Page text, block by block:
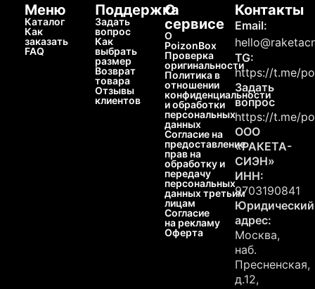
Меню
Каталог
Как
заказать
FAQ
Поддержка
Задать
вопрос
Как
выбрать
размер
Возврат
товара
Отзывы
клиентов
О
сервисе
О
PoizonBox
Проверка
оригинальности
Политика в
отношении
конфиденциальности
и обработки
персональных
данных
Согласие на
предоставление
прав на
обработку и
передачу
персональных
данных третьим
лицам
Согласие
на рекламу
Оферта
Контакты
Email:
TG:
https://t.me/
Задать
вопрос
https://t.me/
ООО
«РАКЕТА-
СИЭН»
ИНН:
9703190841
Юридический
адрес:
Москва,
наб.
Пресненская,
д.12,